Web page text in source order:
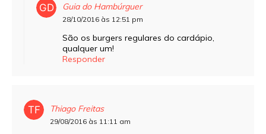
Guia do Hambúrguer
28/10/2016 às 12:51 pm
São os burgers regulares do cardápio,
qualquer um!
Responder
Thiago Freitas
29/08/2016 às 11:11 am